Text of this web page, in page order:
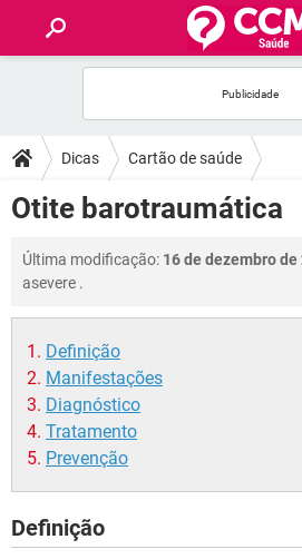
FÓRUM
SAÚDE
FAMÍLIA
NUTRIÇÃO
BEM-ESTAR
SEXUALIDADE
Dicas Cartão de saúde
Otite barotraumática
Última modificação: 16 de dezembro
asevere .
Definição
Manifestações
Diagnóstico
Tratamento
Prevenção
Definição